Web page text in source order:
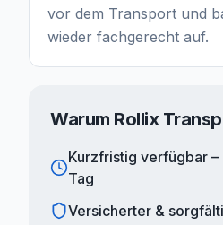
vor dem Transport und
wieder fachgerecht auf.
Warum Rollix
Kurzfristig verfügbar –
Tag
Versicherter &